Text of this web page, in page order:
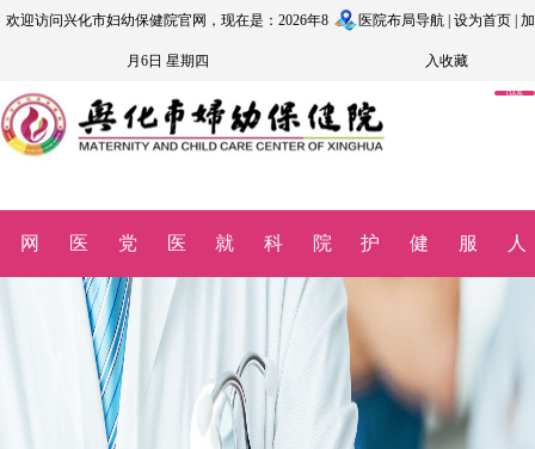
欢迎访问兴化市妇幼保健院官网，现在是：2026年8
月6日 星期四
医院布局导航| 设为首页| 加
入收藏
OA系
统
网
站首
医
院概
党
建文
化
医
院动
态
就
医指
科
研教
院
务公
护
理园
地
健
康科
服
务监
人
力资